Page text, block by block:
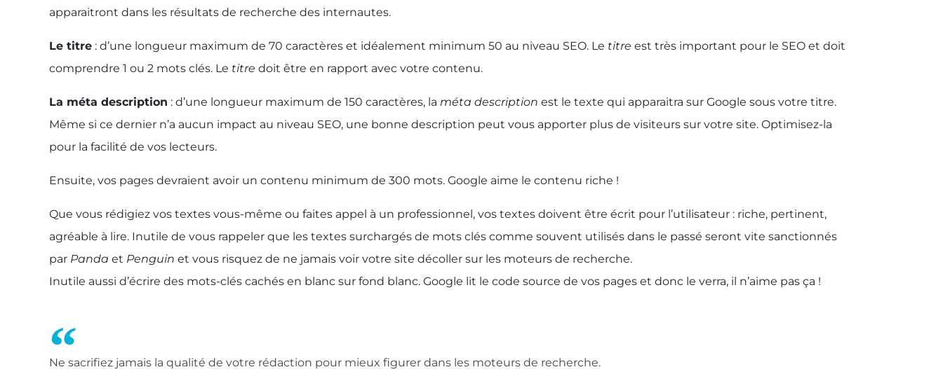
apparaitront dans les résultats de recherche des internautes.
Le titre : d’une longueur maximum de 70 caractères et idéalement minimum 50 au niveau SEO. Le titre est très important pour le SEO et doit
comprendre 1 ou 2 mots clés. Le titre doit être en rapport avec votre contenu.
La méta description : d’une longueur maximum de 150 caractères, la méta description est le texte qui apparaitra sur Google sous votre titre.
Même si ce dernier n’a aucun impact au niveau SEO, une bonne description peut vous apporter plus de visiteurs sur votre site. Optimisez-la
pour la facilité de vos lecteurs.
Ensuite, vos pages devraient avoir un contenu minimum de 300 mots. Google aime le contenu riche !
Que vous rédigiez vos textes vous-même ou faites appel à un professionnel, vos textes doivent être écrit pour l’utilisateur : riche, pertinent,
agréable à lire. Inutile de vous rappeler que les textes surchargés de mots clés comme souvent utilisés dans le passé seront vite sanctionnés
par Panda et Penguin et vous risquez de ne jamais voir votre site décoller sur les moteurs de recherche.
Inutile aussi d’écrire des mots-clés cachés en blanc sur fond blanc. Google lit le code source de vos pages et donc le verra, il n’aime pas ça !
Ne sacrifiez jamais la qualité de votre rédaction pour mieux figurer dans les moteurs de recherche.